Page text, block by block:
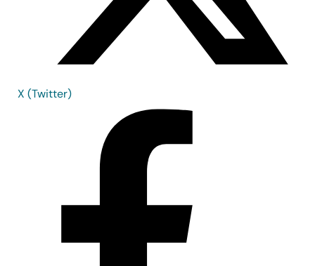
X (Twitter)